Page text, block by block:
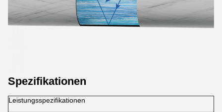
Spezifikationen
Leistungsspezifikationen